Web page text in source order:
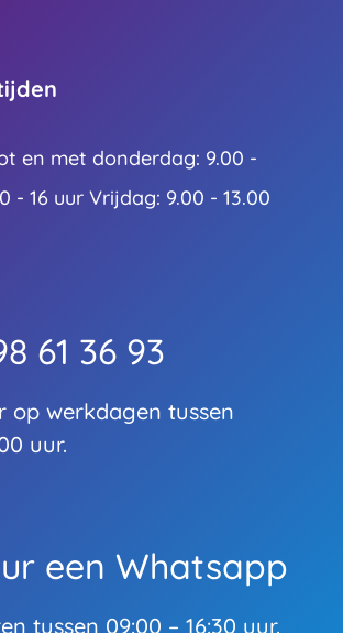
en met donderdag: 9.00 -
- 16 uur Vrijdag: 9.00 - 13.00
61 36 93
op werkdagen tussen
uur.
een Whatsapp
tussen 09:00 – 16:30 uur.